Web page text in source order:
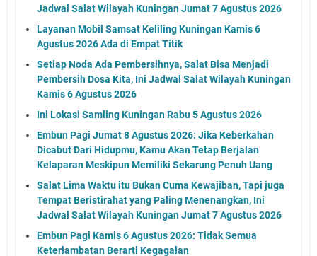
Jadwal Salat Wilayah Kuningan Jumat 7 Agustus 2026
Layanan Mobil Samsat Keliling Kuningan Kamis 6
Agustus 2026 Ada di Empat Titik
Setiap Noda Ada Pembersihnya, Salat Bisa Menjadi
Pembersih Dosa Kita, Ini Jadwal Salat Wilayah Kuningan
Kamis 6 Agustus 2026
Ini Lokasi Samling Kuningan Rabu 5 Agustus 2026
Embun Pagi Jumat 8 Agustus 2026: Jika Keberkahan
Dicabut Dari Hidupmu, Kamu Akan Tetap Berjalan
Kelaparan Meskipun Memiliki Sekarung Penuh Uang
Salat Lima Waktu itu Bukan Cuma Kewajiban, Tapi juga
Tempat Beristirahat yang Paling Menenangkan, Ini
Jadwal Salat Wilayah Kuningan Jumat 7 Agustus 2026
Embun Pagi Kamis 6 Agustus 2026: Tidak Semua
Keterlambatan Berarti Kegagalan